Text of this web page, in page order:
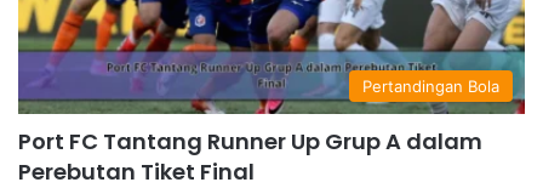
Pertandingan Bola
Port FC Tantang Runner Up Grup A dalam
Perebutan Tiket Final